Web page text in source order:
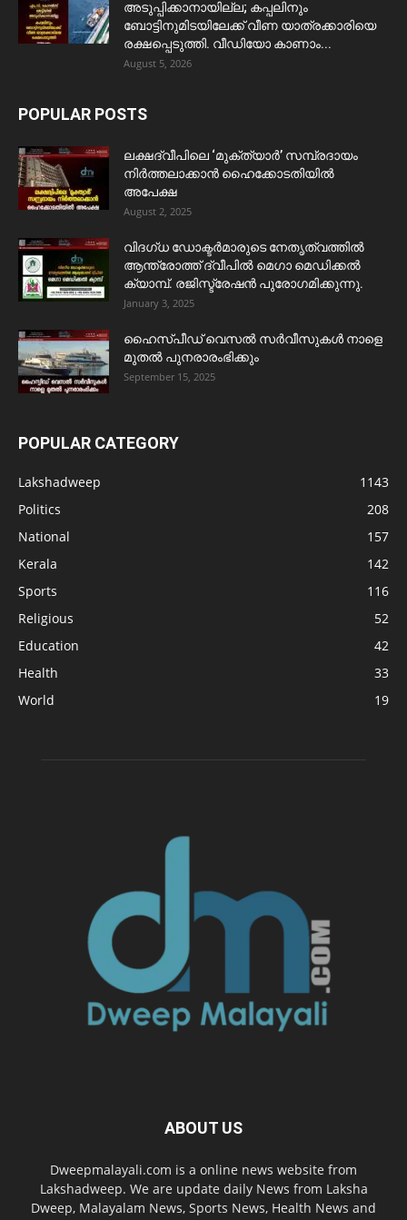
അടുപ്പിക്കാനായില്ല; കപ്പലിനും
ബോട്ടിനുമിടയിലേക്ക് വീണ യാത്രക്കാരിയെ
രക്ഷപ്പെടുത്തി. വീഡിയോ കാണാം...
August 5, 2026
POPULAR POSTS
ലക്ഷദ്വീപിലെ ‘മുക്ത്യാർ’ സമ്പ്രദായം
നിർത്തലാക്കാൻ ഹൈക്കോടതിയിൽ
അപേക്ഷ
August 2, 2025
വിദഗ്ധ ഡോക്ടർമാരുടെ നേതൃത്വത്തിൽ
ആന്ത്രോത്ത് ദ്വീപിൽ മെഗാ മെഡിക്കൽ
ക്യാമ്പ്. രജിസ്ട്രേഷൻ പുരോഗമിക്കുന്നു.
January 3, 2025
ഹൈസ്പീഡ് വെസൽ സർവീസുകൾ നാളെ
മുതൽ പുനരാരംഭിക്കും
September 15, 2025
POPULAR CATEGORY
Lakshadweep
1143
Politics
208
National
157
Kerala
142
Sports
116
Religious
52
Education
42
Health
33
World
19
ABOUT US
Dweepmalayali.com is a online news website from
Lakshadweep. We are update daily News from Laksha
Dweep, Malayalam News, Sports News, Health News and